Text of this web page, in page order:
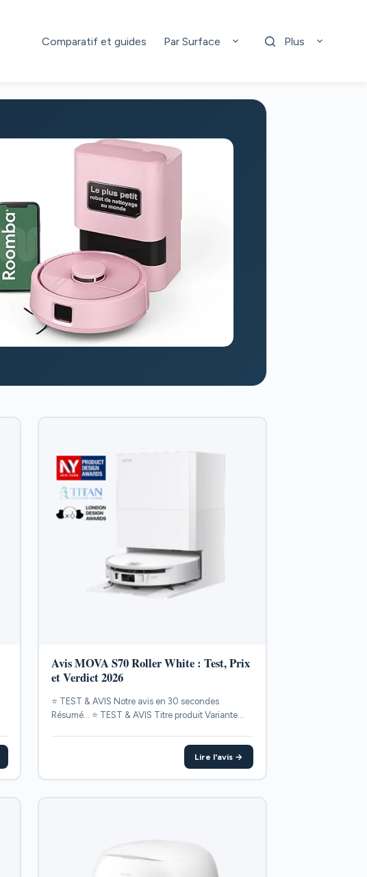
Comparatif et guides Par Surface Plus
Avis MOVA S70 Roller White : Test, Prix
et Verdict 2026
⭐ TEST & AVIS Notre avis en 30 secondes
Résumé... ⭐ TEST & AVIS Titre produit Variante
Lire l'avis →